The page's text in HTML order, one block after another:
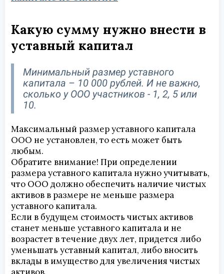
Какую сумму нужно внести в
уставный капитал
Минимальный размер уставного
капитала – 10 000 рублей. И не важно,
сколько у ООО участников - 1, 2, 5 или
10.
Максимальный размер уставного капитала
ООО не установлен, то есть может быть
любым.
Обратите внимание! При определении
размера уставного капитала нужно учитывать,
что ООО должно обеспечить наличие чистых
активов в размере не меньше размера
уставного капитала.
Если в будущем стоимость чистых активов
станет меньше уставного капитала и не
возрастет в течение двух лет, придется либо
уменьшать уставный капитал, либо вносить
вклады в имущество для увеличения чистых